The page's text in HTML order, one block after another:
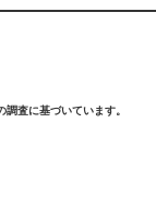
査に基づいています。